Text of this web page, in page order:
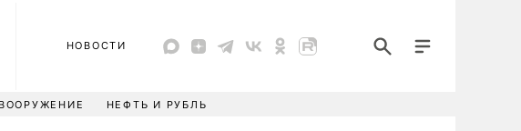
НОВОСТИ
НЕФТЬ И РУБЛЬ